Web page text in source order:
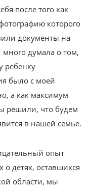
после того как
которого
документы на
думала о том,
ребенку
было с моей
а как максимум
решили, что будем
в нашей семье.
опыт
детях, оставшихся
области, мы